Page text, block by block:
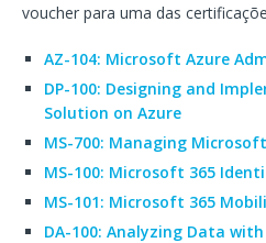
voucher para uma das
AZ-104: Microsoft Azure
DP-100: Designing and
Solution on Azure
MS-700: Managing
MS-100: Microsoft 365
MS-101: Microsoft 365
DA-100: Analyzing Data